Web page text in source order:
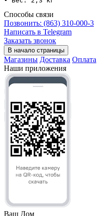
Способы связи
Позвонить: (863) 310-000-3
Написать в Telegram
Заказать звонок
В начало страницы
Магазины Доставка Оплата
Наши приложения
Ваш Дом